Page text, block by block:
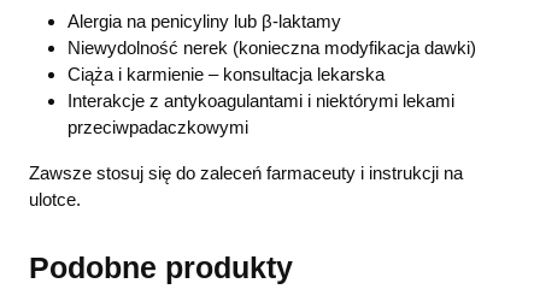
Alergia na penicyliny lub β-laktamy
Niewydolność nerek (konieczna modyfikacja dawki)
Ciąża i karmienie – konsultacja lekarska
Interakcje z antykoagulantami i niektórymi lekami
przeciwpadaczkowymi
Zawsze stosuj się do zaleceń farmaceuty i instrukcji na
ulotce.
Podobne produkty